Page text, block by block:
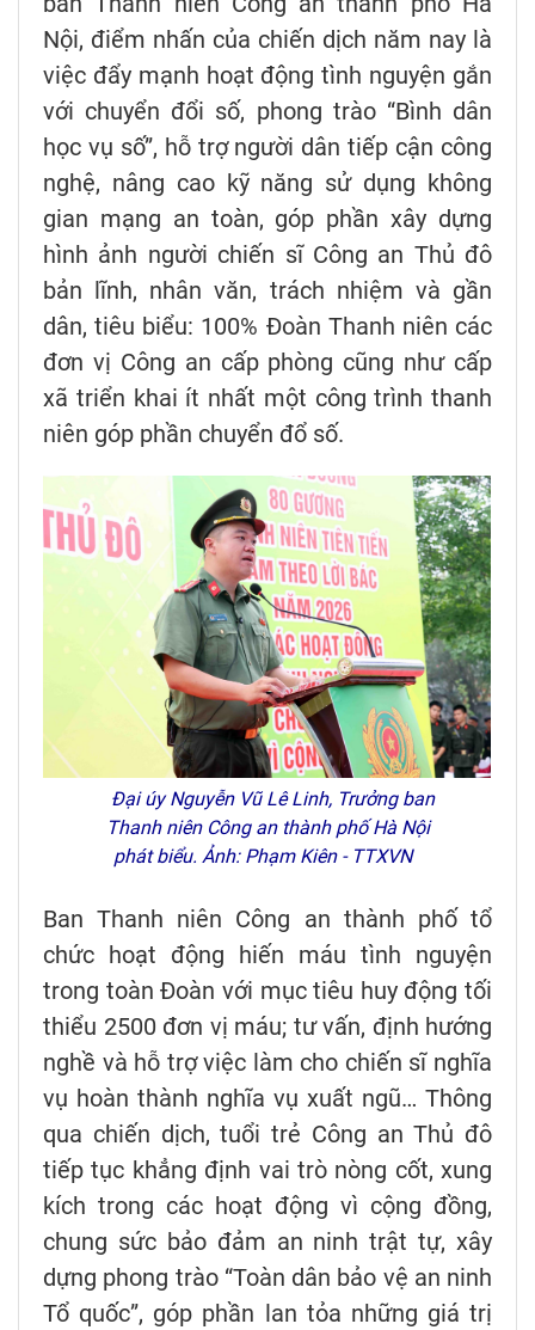
Nội, điểm nhấn của chiến dịch năm nay là
việc đẩy mạnh hoạt động tình nguyện gắn
với chuyển đổi số, phong trào “Bình dân
học vụ số”, hỗ trợ người dân tiếp cận công
nghệ, nâng cao kỹ năng sử dụng không
gian mạng an toàn, góp phần xây dựng
hình ảnh người chiến sĩ Công an Thủ đô
bản lĩnh, nhân văn, trách nhiệm và gần
dân, tiêu biểu: 100% Đoàn Thanh niên các
đơn vị Công an cấp phòng cũng như cấp
xã triển khai ít nhất một công trình thanh
niên góp phần chuyển đổ số.
Đại úy Nguyễn Vũ Lê Linh, Trưởng ban
Thanh niên Công an thành phố Hà Nội
phát biểu. Ảnh: Phạm Kiên - TTXVN
Ban Thanh niên Công an thành phố tổ
chức hoạt động hiến máu tình nguyện
trong toàn Đoàn với mục tiêu huy động tối
thiểu 2500 đơn vị máu; tư vấn, định hướng
nghề và hỗ trợ việc làm cho chiến sĩ nghĩa
vụ hoàn thành nghĩa vụ xuất ngũ… Thông
qua chiến dịch, tuổi trẻ Công an Thủ đô
tiếp tục khẳng định vai trò nòng cốt, xung
kích trong các hoạt động vì cộng đồng,
chung sức bảo đảm an ninh trật tự, xây
dựng phong trào “Toàn dân bảo vệ an ninh
Tổ quốc”, góp phần lan tỏa những giá trị